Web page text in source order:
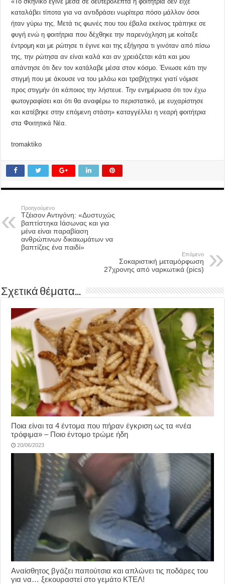
καταλάβει τίποτα για να αντιδράσει νωρίτερα πόσο μάλλον όσοι
ήταν γύρω της. Μετά τις φωνές που του έβαλα εκείνος τράπηκε σε
φυγή ενώ η φοιτήτρια που δέχθηκε την παρενόχληση με κοίταξε
έντρομη και με ρώτησε τι έγινε και της εξήγησα τι γινόταν από πίσω
της, την ρώτησα αν είναι καλά και αν χρειάζεται κάτι και μου
απάντησε ότι δεν τον κατάλαβε μέσα στον κόσμο. Ένιωσε κάτι την
στιγμή που με άκουσε να του μιλάω και τραβήχτηκε γιατί νόμισε
προς στιγμήν ότι κάποιος την λήστευε. Την ενημέρωσα ότι τον έχω
φωτογραφίσει και ότι θα αναφέρω το περιστατικό, με ευχαρίστησε
και κατέβηκε στην επόμενη στάση» καταγγέλλει η νεαρή φοιτήτρια
στα Φοιτητικά Νέα.
tromaktiko
Προηγούμενο
Τζέισον Αντιγόνη: «Δυστυχώς
βαπτίστηκα Ιάσωνας και για
μένα είναι παραβίαση
ανθρώπινων δικαιωμάτων να
βαπτίζεις ένα παιδί»
Επόμενο
Σοκαριστική μεταμόρφωση
27χρονης από ναρκωτικά (pics)
Σχετικά θέματα...
Ποια είναι τα 4 έντομα που πήραν έγκριση ως τα «νέα
τρόφιμα» – Ποιο έντομο τρώμε ήδη
20/06/2023
Αναίσθητος βγάζει παπούτσια και απλώνει τις ποδάρες του
για να… ξεκουραστεί στο γεμάτο ΚΤΕΛ!